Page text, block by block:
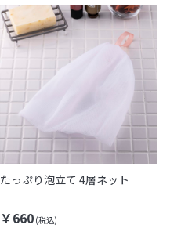
たっぷり泡立て 4層ネット
￥660